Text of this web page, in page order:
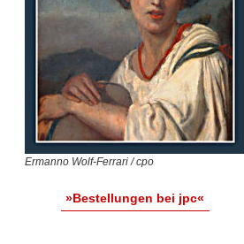
Ermanno Wolf-Ferrari / cpo
»Bestellungen bei jpc«